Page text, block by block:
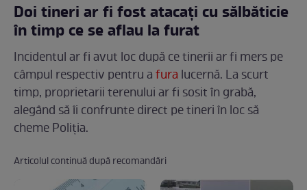
Doi tineri ar fi fost atacați cu sălbăticie
în timp ce se aflau la furat
Incidentul ar fi avut loc după ce tinerii ar fi mers pe
câmpul respectiv pentru afura lucernă. La scurt
timp, proprietarii terenului ar fi sosit în grabă,
alegând să îi confrunte direct pe tineri în loc să
cheme Poliția.
Articolul continuă după recomandări